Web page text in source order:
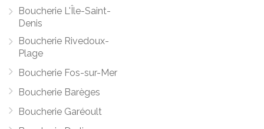
Boucherie L'Île-Saint-
Denis
Boucherie Rivedoux-
Plage
Boucherie Fos-sur-Mer
Boucherie Barèges
Boucherie Garéoult